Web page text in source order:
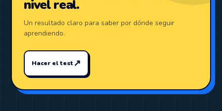
nivel real.
Un resultado claro para saber por dónde seguir
aprendiendo.
Hacer el test↗